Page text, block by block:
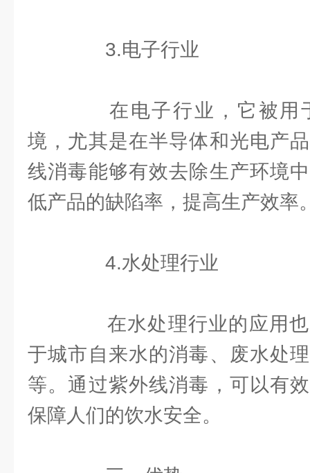
3.电子行业
在电子行业，它被用
境，尤其是在半导体和光电产
线消毒能够有效去除生产环境
低产品的缺陷率，提高生产效率
4.水处理行业
在水处理行业的应用也
于城市自来水的消毒、废水处
等。通过紫外线消毒，可以有
保障人们的饮水安全。